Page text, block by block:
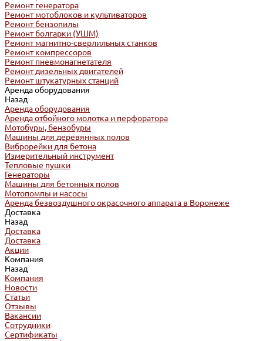
Ремонт генератора
Ремонт мотоблоков и культиваторов
Ремонт бензопилы
Ремонт болгарки (УШМ)
Ремонт магнитно-сверлильных станков
Ремонт компрессоров
Ремонт пневмонагнетателя
Ремонт дизельных двигателей
Ремонт штукатурных станций
Аренда оборудования
Назад
Аренда оборудования
Аренда отбойного молотка и перфоратора
Мотобуры, бензобуры
Машины для деревянных полов
Виброрейки для бетона
Измерительный инструмент
Тепловые пушки
Генераторы
Машины для бетонных полов
Мотопомпы и насосы
Аренда безвоздушного окрасочного аппарата в Воронеже
Доставка
Назад
Доставка
Доставка
Акции
Компания
Назад
Компания
Новости
Статьи
Отзывы
Вакансии
Сотрудники
Сертификаты